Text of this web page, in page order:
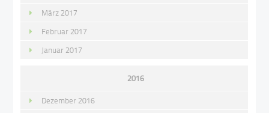
März 2017
Februar 2017
Januar 2017
2016
Dezember 2016